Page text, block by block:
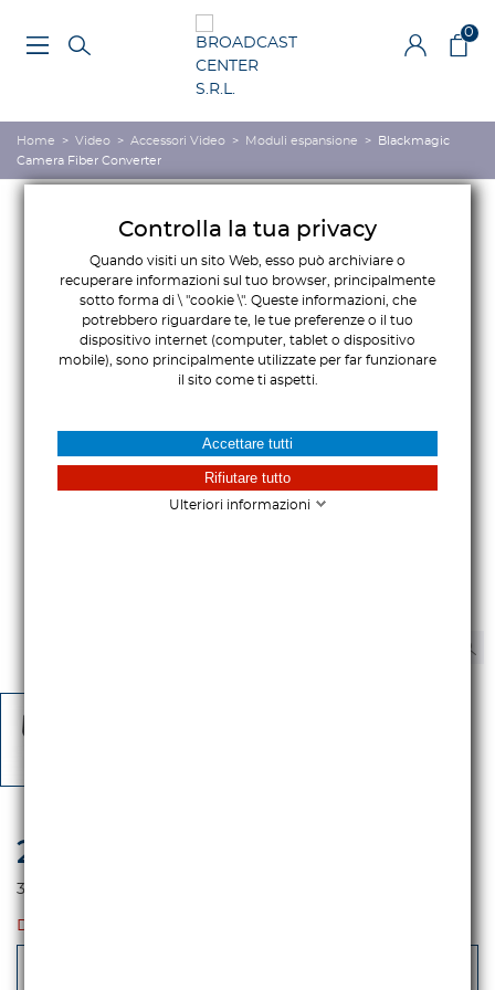
0
Home > Video > Accessori Video > Moduli espansione >
Blackmagic
Camera Fiber Converter
2.795,00 €
3.409,90 €
DISPONIBILITA': 7gg
Controlla la tua privacy
Quando visiti un sito Web, esso può archiviare o
recuperare informazioni sul tuo browser, principalmente
sotto forma di \ "cookie \". Queste informazioni, che
potrebbero riguardare te, le tue preferenze o il tuo
dispositivo internet (computer, tablet o dispositivo
mobile), sono principalmente utilizzate per far funzionare
il sito come ti aspetti.
Ulteriori informazioni
Accettare tutti
Rifiutare tutto